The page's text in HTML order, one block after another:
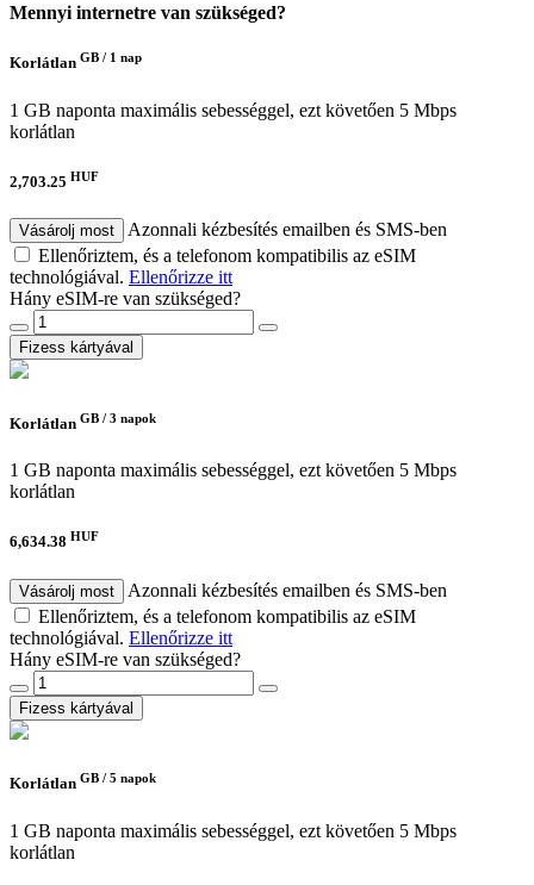
Mennyi internetre van szükséged?
Korlátlan GB / 1 nap
1 GB naponta maximális sebességgel, ezt követően 5 Mbps
korlátlan
2,703.25 HUF
Vásárolj most
Azonnali kézbesítés emailben és SMS-ben
Ellenőriztem, és a telefonom kompatibilis az eSIM
technológiával. Ellenőrizze itt
Hány eSIM-re van szükséged?
Fizess kártyával
Korlátlan GB / 3 napok
1 GB naponta maximális sebességgel, ezt követően 5 Mbps
korlátlan
6,634.38 HUF
Vásárolj most
Azonnali kézbesítés emailben és SMS-ben
Ellenőriztem, és a telefonom kompatibilis az eSIM
technológiával. Ellenőrizze itt
Hány eSIM-re van szükséged?
Fizess kártyával
Korlátlan GB / 5 napok
1 GB naponta maximális sebességgel, ezt követően 5 Mbps
korlátlan